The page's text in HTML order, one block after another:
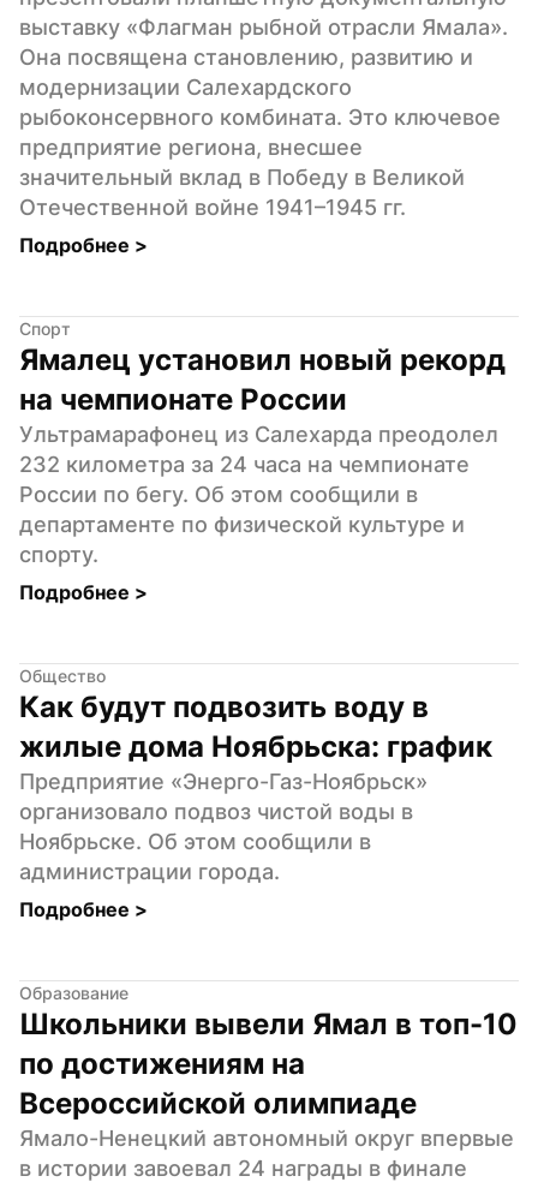
выставку «Флагман рыбной отрасли Ямала».
Она посвящена становлению, развитию и
модернизации Салехардского
рыбоконсервного комбината. Это ключевое
предприятие региона, внесшее
значительный вклад в Победу в Великой
Отечественной войне 1941–1945 гг.
Подробнее >
Спорт
Ямалец установил новый рекорд
на чемпионате России
Ультрамарафонец из Салехарда преодолел
232 километра за 24 часа на чемпионате
России по бегу. Об этом сообщили в
департаменте по физической культуре и
спорту.
Подробнее >
Общество
Как будут подвозить воду в
жилые дома Ноябрьска: график
Предприятие «Энерго-Газ-Ноябрьск»
организовало подвоз чистой воды в
Ноябрьске. Об этом сообщили в
администрации города.
Подробнее >
Образование
Школьники вывели Ямал в топ-10
по достижениям на
Всероссийской олимпиаде
Ямало-Ненецкий автономный округ впервые
в истории завоевал 24 награды в финале